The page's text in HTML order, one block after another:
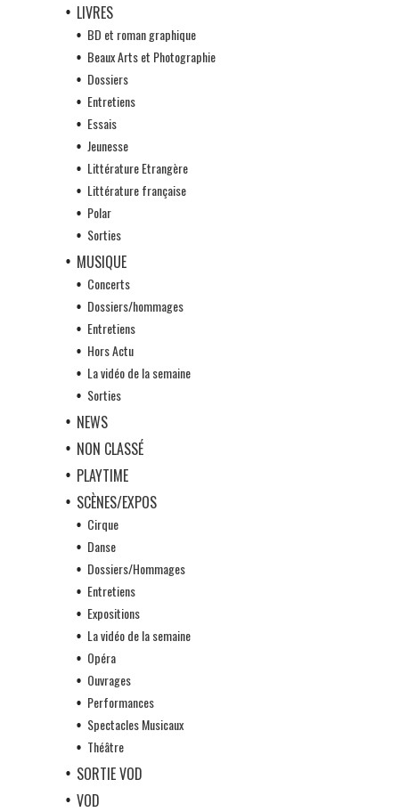
LIVRES
BD et roman graphique
Beaux Arts et Photographie
Dossiers
Entretiens
Essais
Jeunesse
Littérature Etrangère
Littérature française
Polar
Sorties
MUSIQUE
Concerts
Dossiers/hommages
Entretiens
Hors Actu
La vidéo de la semaine
Sorties
NEWS
NON CLASSÉ
PLAYTIME
SCÈNES/EXPOS
Cirque
Danse
Dossiers/Hommages
Entretiens
Expositions
La vidéo de la semaine
Opéra
Ouvrages
Performances
Spectacles Musicaux
Théâtre
SORTIE VOD
VOD